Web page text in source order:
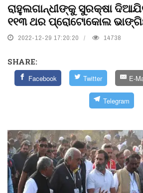
ରାହୁଲଗାନ୍ଧୀଙ୍କୁ ସୁରକ୍ଷା
୧୧୩ ଥର ପ୍ରୋଟୋକୋଲ
2022-12-29 17:20:20 14738
SHARE:
Facebook Twitter E-
Telegram